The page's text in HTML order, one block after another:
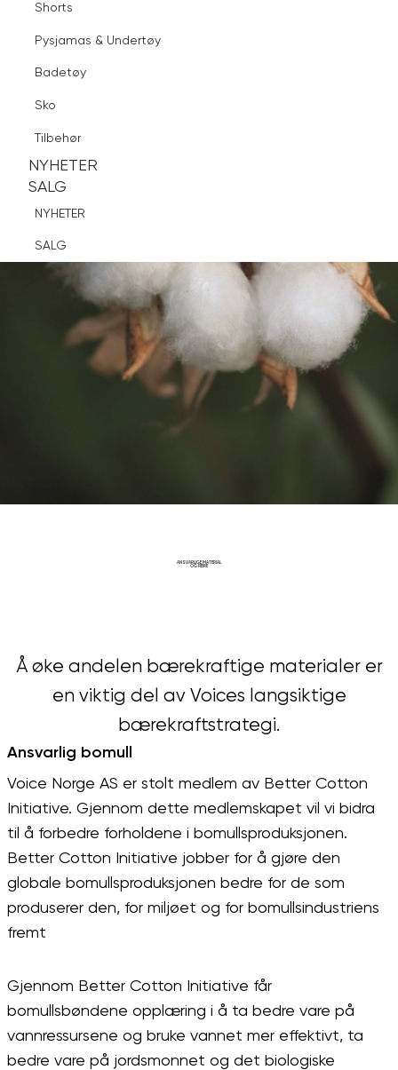
Sko
Tilbehør
NYHETER
SALG
NYHETER
SALG
Shorts
Pysjamas & Undertøy
Badetøy
Sko
Tilbehør
NYHETER
SALG
NYHETER
SALG
ANSVARLIGE MATERIAL
OG FIBRE
Å øke andelen bærekraftige materialer er
en viktig del av Voices langsiktige
bærekraftstrategi.
Ansvarlig bomull
Voice Norge AS er stolt medlem av Better Cotton
Initiative. Gjennom dette medlemskapet vil vi bidra
til å forbedre forholdene i bomullsproduksjonen.
Better Cotton Initiative jobber for å gjøre den
globale bomullsproduksjonen bedre for de som
produserer den, for miljøet og for bomullsindustriens
fremt
Gjennom Better Cotton Initiative får
bomullsbøndene opplæring i å ta bedre vare på
vannressursene og bruke vannet mer effektivt, ta
bedre vare på jordsmonnet og det biologiske